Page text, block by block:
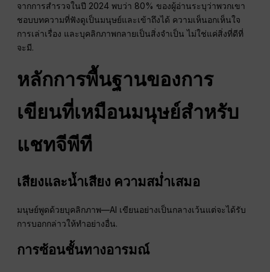
จากการสำรวจในปี 2024 พบว่า 80% ของผู้อ่านระบุว่าพวกเขา
ชอบบทความที่ฟังดูเป็นมนุษย์และเข้าถึงได้ ความเห็นอกเห็นใจ
การเล่าเรื่อง และบุคลิกภาพกลายเป็นสิ่งจำเป็น ไม่ใช่แค่สิ่งที่ดีที่
จะมี.
หลักการพื้นฐานของการ
เขียนที่เหมือนมนุษย์สำหรับ
แชทจีพีที
เสียงและน้ำเสียง ความสม่ำเสมอ
มนุษย์พูดด้วยบุคลิกภาพ—AI เขียนอย่างเป็นกลางเว้นแต่จะได้รับ
การบอกกล่าวให้ทำอย่างอื่น.
การซ้อนชั้นทางอารมณ์